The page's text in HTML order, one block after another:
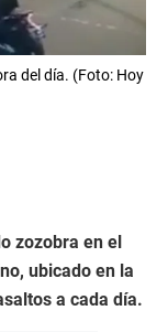
del día. (Foto: Hoy
zozobra en el
ubicado en la
a cada día.